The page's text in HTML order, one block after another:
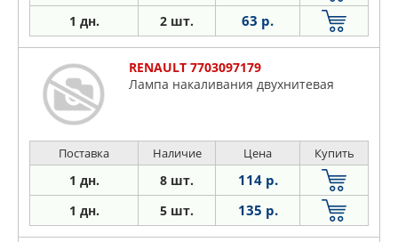
1 дн. 2 шт. 63 р.
RENAULT 7703097179
Лампа накаливания двухнитевая
Поставка Наличие Цена Купить
1 дн. 8 шт. 114 р.
1 дн. 5 шт. 135 р.